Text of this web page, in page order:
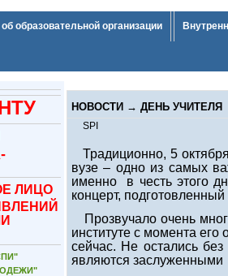
образовательной организации
ЛИЦО
НОВОСТИ → ДЕНЬ УЧИТЕЛЯ
SPI
Традиционно, 5
вузе – одно из самых
именно в честь этого
концерт,
Прозвучало очень
институте с момента
сейчас. Не остались
являются заслуженными